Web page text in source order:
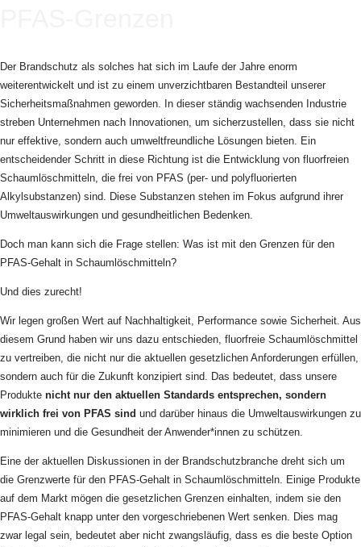
Der Brandschutz als solches hat sich im Laufe der Jahre enorm
weiterentwickelt und ist zu einem unverzichtbaren Bestandteil unserer
Sicherheitsmaßnahmen geworden. In dieser ständig wachsenden Industrie
streben Unternehmen nach Innovationen, um sicherzustellen, dass sie nicht
nur effektive, sondern auch umweltfreundliche Lösungen bieten. Ein
entscheidender Schritt in diese Richtung ist die Entwicklung von fluorfreien
Schaumlöschmitteln, die frei von PFAS (per- und polyfluorierten
Alkylsubstanzen) sind. Diese Substanzen stehen im Fokus aufgrund ihrer
Umweltauswirkungen und gesundheitlichen Bedenken.
Doch man kann sich die Frage stellen: Was ist mit den Grenzen für den
PFAS-Gehalt in Schaumlöschmitteln?
Und dies zurecht!
Wir legen großen Wert auf Nachhaltigkeit, Performance sowie Sicherheit. Aus
diesem Grund haben wir uns dazu entschieden, fluorfreie Schaumlöschmittel
zu vertreiben, die nicht nur die aktuellen gesetzlichen Anforderungen erfüllen,
sondern auch für die Zukunft konzipiert sind. Das bedeutet, dass unsere
Produkte nicht nur den aktuellen Standards entsprechen, sondern
wirklich frei von PFAS sind und darüber hinaus die Umweltauswirkungen zu
minimieren und die Gesundheit der Anwender*innen zu schützen.
Eine der aktuellen Diskussionen in der Brandschutzbranche dreht sich um
die Grenzwerte für den PFAS-Gehalt in Schaumlöschmitteln. Einige Produkte
auf dem Markt mögen die gesetzlichen Grenzen einhalten, indem sie den
PFAS-Gehalt knapp unter den vorgeschriebenen Wert senken. Dies mag
zwar legal sein, bedeutet aber nicht zwangsläufig, dass es die beste Option